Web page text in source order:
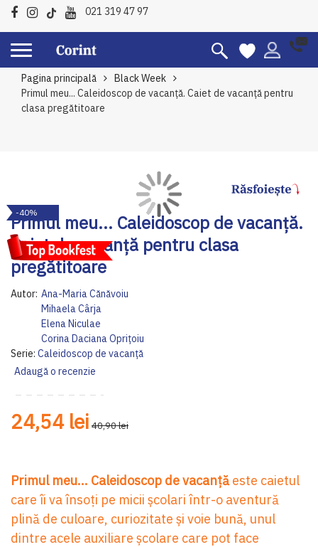
021 319 47 97
Pagina principală
Black Week
Primul meu... Caleidoscop de vacanță. Caiet de vacanță pentru
clasa pregătitoare
Primul meu... Caleidoscop de vacanță.
Caiet de vacanță pentru clasa
pregătitoare
Autor: Ana-Maria Cănăvoiu
Mihaela Cârja
Elena Niculae
Corina Daciana Oprițoiu
Serie: Caleidoscop de vacanţă
Adaugă o recenzie
24,54 lei 40,90 lei
Primul meu... Caleidoscop de vacanțăeste caietul
care îi va însoți pe micii școlari într-o aventură
plină de culoare, curiozitate și voie bună, unul
dintre acele auxiliare școlare care pot face
to
the
end
of
the
images
gallery
-40%